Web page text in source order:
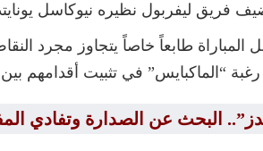
فريق ليفربول نظيره نيوكاسل
المباراة طابعاً خاصاً يتجاوز مجرد
رغبة “الماكبايس” في تثبيت أقدامهم
البحث عن الصدارة وتفادي